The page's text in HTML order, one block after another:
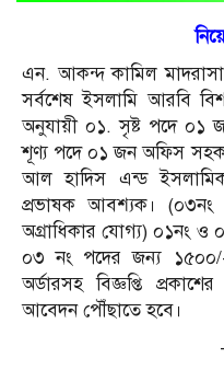
এন. আকন্দ কামিল
সর্বশেষ ইসলামি আরবি
অনুযায়ী ০১. সৃষ্ট পদে ০১
শূণ্য পদে ০১ জন অফিস
আল হাদিস এন্ড
প্রভাষক আবশ্যক। (০৩নং
অগ্রাধিকার যোগ্য) ০১নং
০৩ নং পদের জন্য
অর্ডারসহ বিজ্ঞপ্তি
আবেদন পৌঁছাতে হবে।